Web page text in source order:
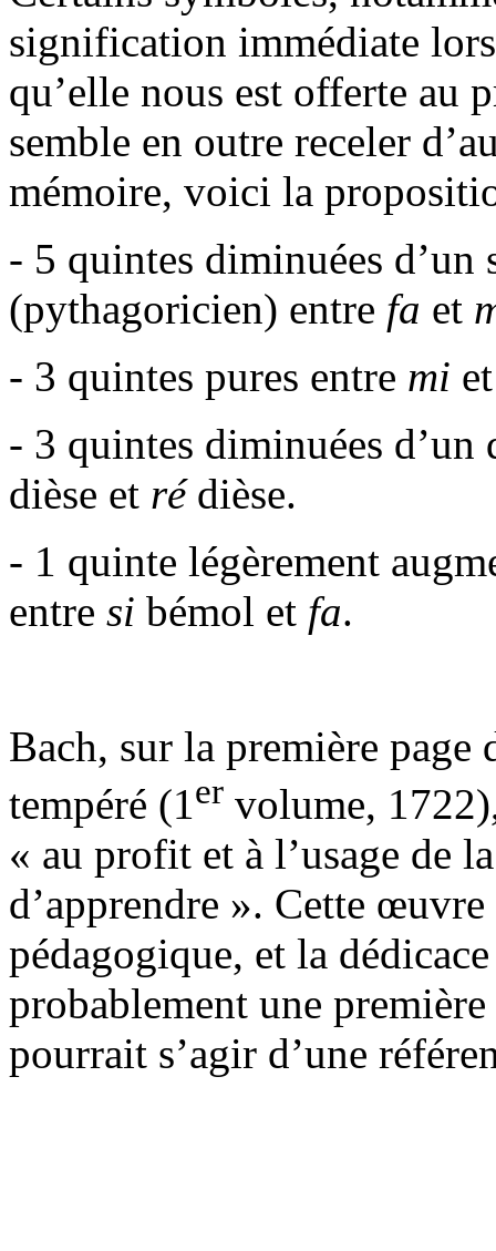
signification immédiate
qu’elle nous est offerte au
semble en outre receler
mémoire, voici la
- 5 quintes diminuées d’un
(pythagoricien) entre fa et
- 3 quintes pures entre mi
- 3 quintes diminuées
dièse et rédièse.
- 1 quinte légèrement
entre si bémol et fa.
Bach, sur la première
tempéré (1er volume,
« au profit et à l’usage de
d’apprendre ». Cette
pédagogique, et la
probablement une
pourrait s’agir d’une